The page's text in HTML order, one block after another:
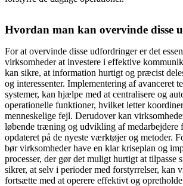
Hvordan man kan overvinde disse
For at overvinde disse udfordringer er det
virksomheder at investere i effektive
kan sikre, at information hurtigt og præcist
og interessenter. Implementering af avanceret
systemer, kan hjælpe med at centralisere og
operationelle funktioner, hvilket letter
menneskelige fejl. Derudover kan
løbende træning og udvikling af medarbejdere
opdateret på de nyeste værktøjer og metoder.
bør virksomheder have en klar kriseplan og
processer, der gør det muligt hurtigt at tilpasse
sikrer, at selv i perioder med forstyrrelser, kan
fortsætte med at operere effektivt og